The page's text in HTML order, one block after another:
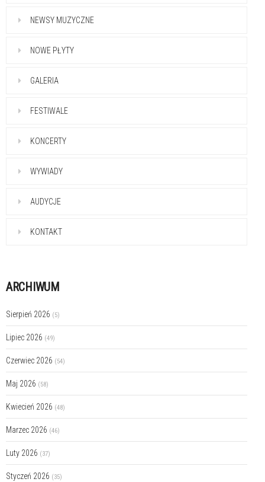
NEWSY MUZYCZNE
NOWE PŁYTY
GALERIA
FESTIWALE
KONCERTY
WYWIADY
AUDYCJE
KONTAKT
ARCHIWUM
Sierpień 2026 (5)
Lipiec 2026 (49)
Czerwiec 2026 (54)
Maj 2026 (58)
Kwiecień 2026 (48)
Marzec 2026 (46)
Luty 2026 (37)
Styczeń 2026 (35)